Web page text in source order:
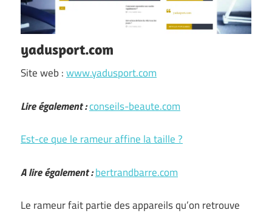
yadusport.com
Site web :www.yadusport.com
Lire également :conseils-beaute.com
Est-ce que le rameur affine la taille ?
A lire également :bertrandbarre.com
Le rameur fait partie des appareils qu’on retrouve